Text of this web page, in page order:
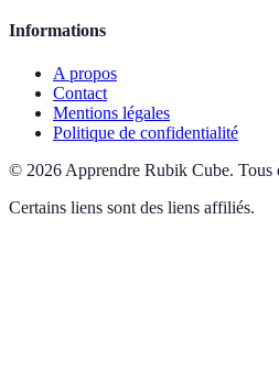
Informations
A propos
Contact
Mentions légales
Politique de confidentialité
© 2026 Apprendre Rubik Cube. Tous
Certains liens sont des liens affiliés.